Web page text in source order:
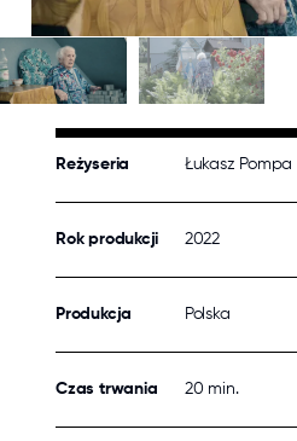
Reżyseria Łukasz Pompa
Rok produkcji 2022
Produkcja Polska
Czas trwania 20 min.